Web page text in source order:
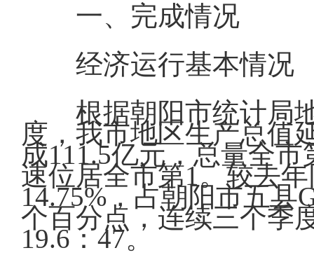
一、完成情况
经济运行基本情况
根据朝阳市统计局
度，我市地区生产总值
成111.5亿元，总量全
速位居全市第1。较去
14.75%，占朝阳市五县
个百分点，连续三个季
19.6：47。